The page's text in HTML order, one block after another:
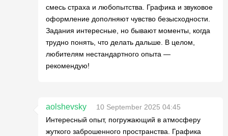
смесь страха и любопытства. Графика и звуковое
оформление дополняют чувство безысходности.
Задания интересные, но бывают моменты, когда
трудно понять, что делать дальше. В целом,
любителям нестандартного опыта —
рекомендую!
aolshevsky
10 September 2025 04:45
Интересный опыт, погружающий в атмосферу
жуткого заброшенного пространства. Графика